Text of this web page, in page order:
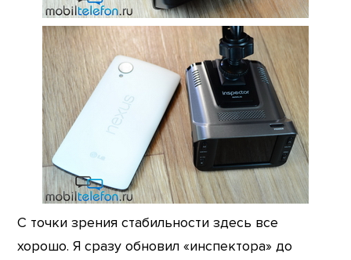
С точки зрения стабильности здесь все
хорошо. Я сразу обновил «инспектора» до